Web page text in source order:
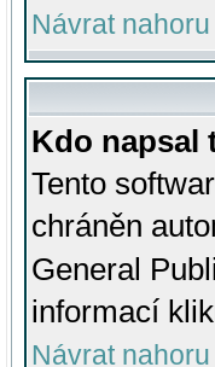
Návrat nahoru
Kdo napsal
Tento
chráněn
General
informací
Návrat nahoru